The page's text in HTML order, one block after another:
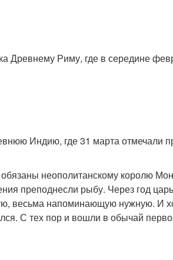
Древнему Риму, где в середине
Индию, где 31 марта отмечали
неополитанскому королю
преподнесли рыбу. Через год
весьма напоминающую нужную. И
С тех пор и вошли в обычай